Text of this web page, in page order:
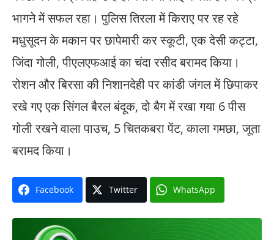
भागने में सफल रहा। पुलिस तिरला में किराए पर रह रहे
मधुसूदन के मकान पर छापेमारी कर स्कूटी, एक देसी कट्टा,
जिंदा गोली, पीएलएफआई का चंदा रसीद बरामद किया।
रोशन और बिरसा की निशानदेही पर कांडी जंगल में छिपाकर
रखे गए एक सिंगल बैरल बंदूक, दो बैग में रखा गया 6 पीस
गोली रखने वाला पाउच, 5 चितकबरा पेंट, काला गमछा, जूता
बरामद किया।
Facebook Twitter WhatsApp